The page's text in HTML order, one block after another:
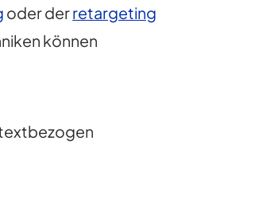
oder derretargeting
können